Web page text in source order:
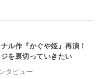
タビュー
ル作『かぐや姫』再演！
を裏切っていきたい